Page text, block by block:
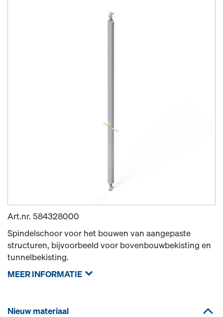
Art.nr. 584328000
Spindelschoor voor het bouwen van aangepaste
structuren, bijvoorbeeld voor bovenbouwbekisting en
tunnelbekisting.
MEER INFORMATIE
Nieuw materiaal